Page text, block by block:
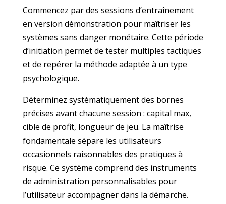
Commencez par des sessions d’entraînement
en version démonstration pour maîtriser les
systèmes sans danger monétaire. Cette période
d’initiation permet de tester multiples tactiques
et de repérer la méthode adaptée à un type
psychologique.
Déterminez systématiquement des bornes
précises avant chacune session : capital max,
cible de profit, longueur de jeu. La maîtrise
fondamentale sépare les utilisateurs
occasionnels raisonnables des pratiques à
risque. Ce système comprend des instruments
de administration personnalisables pour
l’utilisateur accompagner dans la démarche.